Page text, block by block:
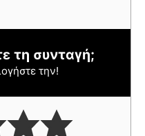
τη συνταγή;
την!